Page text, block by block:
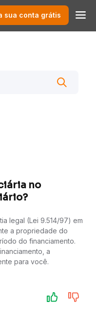
sua conta grátis
no
legal (Lei 9.514/97) em
a propriedade do
do financiamento.
a
para você.